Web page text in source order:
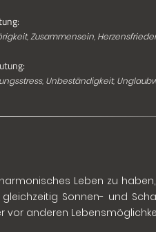
Zusammensein,
Unbeständigkeit,
Leben zu
Sonnen- und
vor anderen